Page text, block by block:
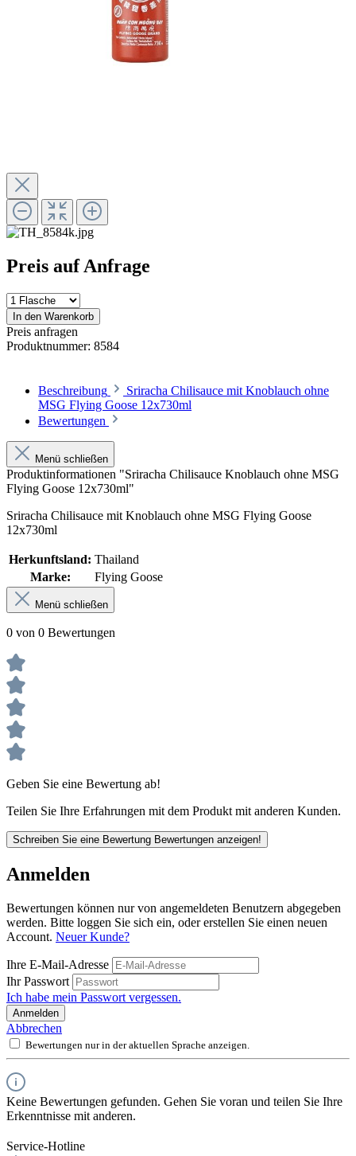
Preis auf Anfrage
In den Warenkorb
Preis anfragen
Produktnummer: 8584
Beschreibung
Sriracha Chilisauce mit Knoblauch ohne
MSG Flying Goose 12x730ml
Bewertungen
Menü schließen
Produktinformationen "Sriracha Chilisauce Knoblauch ohne MSG
Flying Goose 12x730ml"
Sriracha Chilisauce mit Knoblauch ohne MSG Flying Goose
12x730ml
Herkunftsland: Thailand
Marke:
Flying Goose
Menü schließen
0 von 0 Bewertungen
Geben Sie eine Bewertung ab!
Teilen Sie Ihre Erfahrungen mit dem Produkt mit anderen Kunden.
Schreiben Sie eine Bewertung Bewertungen anzeigen!
Anmelden
Bewertungen können nur von angemeldeten Benutzern abgegeben
werden. Bitte loggen Sie sich ein, oder erstellen Sie einen neuen
Account. Neuer Kunde?
Ihre E-Mail-Adresse
Ihr Passwort
Ich habe mein Passwort vergessen.
Anmelden
Abbrechen
Bewertungen nur in der aktuellen Sprache anzeigen.
Keine Bewertungen gefunden. Gehen Sie voran und teilen Sie Ihre
Erkenntnisse mit anderen.
Service-Hotline